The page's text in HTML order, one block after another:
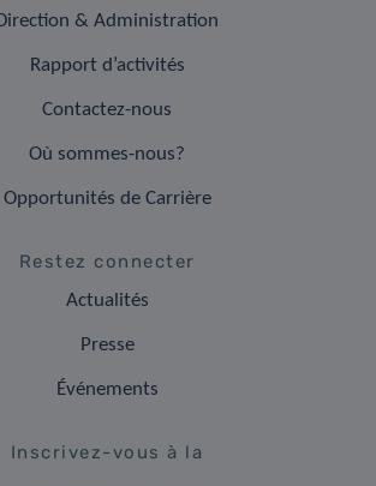
& Administration
Rapport d’activités
Contactez-nous
Où sommes-nous?
Opportunités de Carrière
Restez connecter
Actualités
Presse
Événements
Inscrivez-vous à la